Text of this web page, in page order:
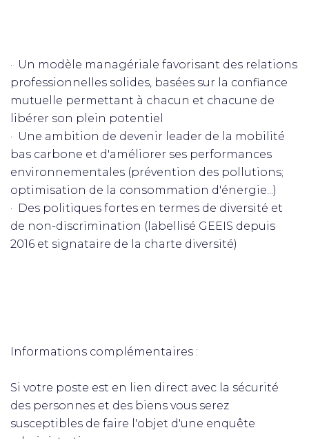
· Un modèle managériale favorisant des relations
professionnelles solides, basées sur la confiance
mutuelle permettant à chacun et chacune de
libérer son plein potentiel
· Une ambition de devenir leader de la mobilité
bas carbone et d'améliorer ses performances
environnementales (prévention des pollutions;
optimisation de la consommation d'énergie...)
· Des politiques fortes en termes de diversité et
de non-discrimination (labellisé GEEIS depuis
2016 et signataire de la charte diversité)
Informations complémentaires :
Si votre poste est en lien direct avec la sécurité
des personnes et des biens vous serez
susceptibles de faire l'objet d'une enquête